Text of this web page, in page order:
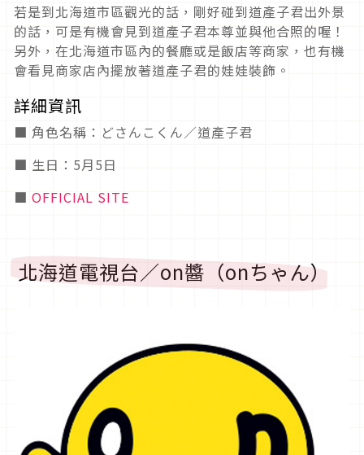
若是到北海道市區觀光的話，剛好碰到道產子君出外景
的話，可是有機會見到道產子君本尊並與他合照的喔！
另外，在北海道市區內的餐廳或是飯店等商家，也有機
會看見商家店內擺放著道產子君的娃娃裝飾。
詳細資訊
■ 角色名稱：どさんこくん／道產子君
■ 生日：5月5日
■ OFFICIAL SITE
北海道電視台／on醬（onちゃん）